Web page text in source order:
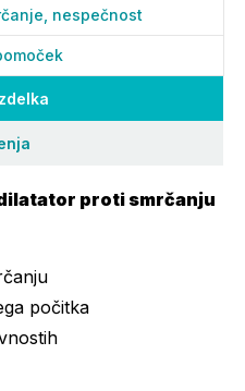
proti smrčanju
počitka
nespečnost